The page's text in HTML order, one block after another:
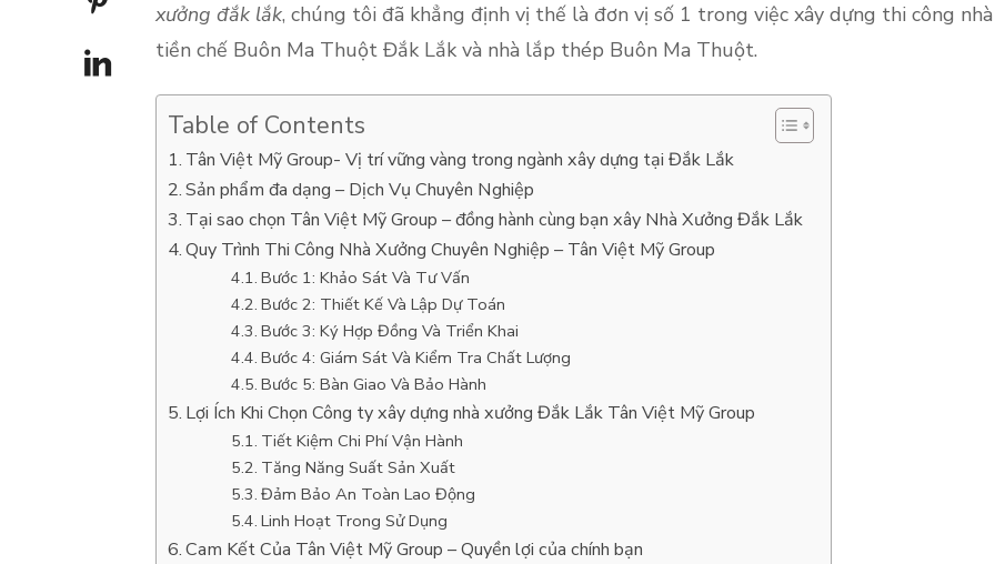
xưởng đắk lắk, chúng tôi đã khẳng định vị thế là đơn vị số 1 trong việc xây dựng thi công nhà
tiền chế Buôn Ma Thuột Đắk Lắk và nhà lắp thép Buôn Ma Thuột.
Table of Contents
Tân Việt Mỹ Group- Vị trí vững vàng trong ngành xây dựng tại Đắk Lắk
Sản phẩm đa dạng – Dịch Vụ Chuyên Nghiệp
Tại sao chọn Tân Việt Mỹ Group – đồng hành cùng bạn xây Nhà Xưởng Đắk Lắk
Quy Trình Thi Công Nhà Xưởng Chuyên Nghiệp – Tân Việt Mỹ Group
Bước 1: Khảo Sát Và Tư Vấn
Bước 2: Thiết Kế Và Lập Dự Toán
Bước 3: Ký Hợp Đồng Và Triển Khai
Bước 4: Giám Sát Và Kiểm Tra Chất Lượng
Bước 5: Bàn Giao Và Bảo Hành
Lợi Ích Khi Chọn Công ty xây dựng nhà xưởng Đắk Lắk Tân Việt Mỹ Group
Tiết Kiệm Chi Phí Vận Hành
Tăng Năng Suất Sản Xuất
Đảm Bảo An Toàn Lao Động
Linh Hoạt Trong Sử Dụng
Cam Kết Của Tân Việt Mỹ Group – Quyền lợi của chính bạn